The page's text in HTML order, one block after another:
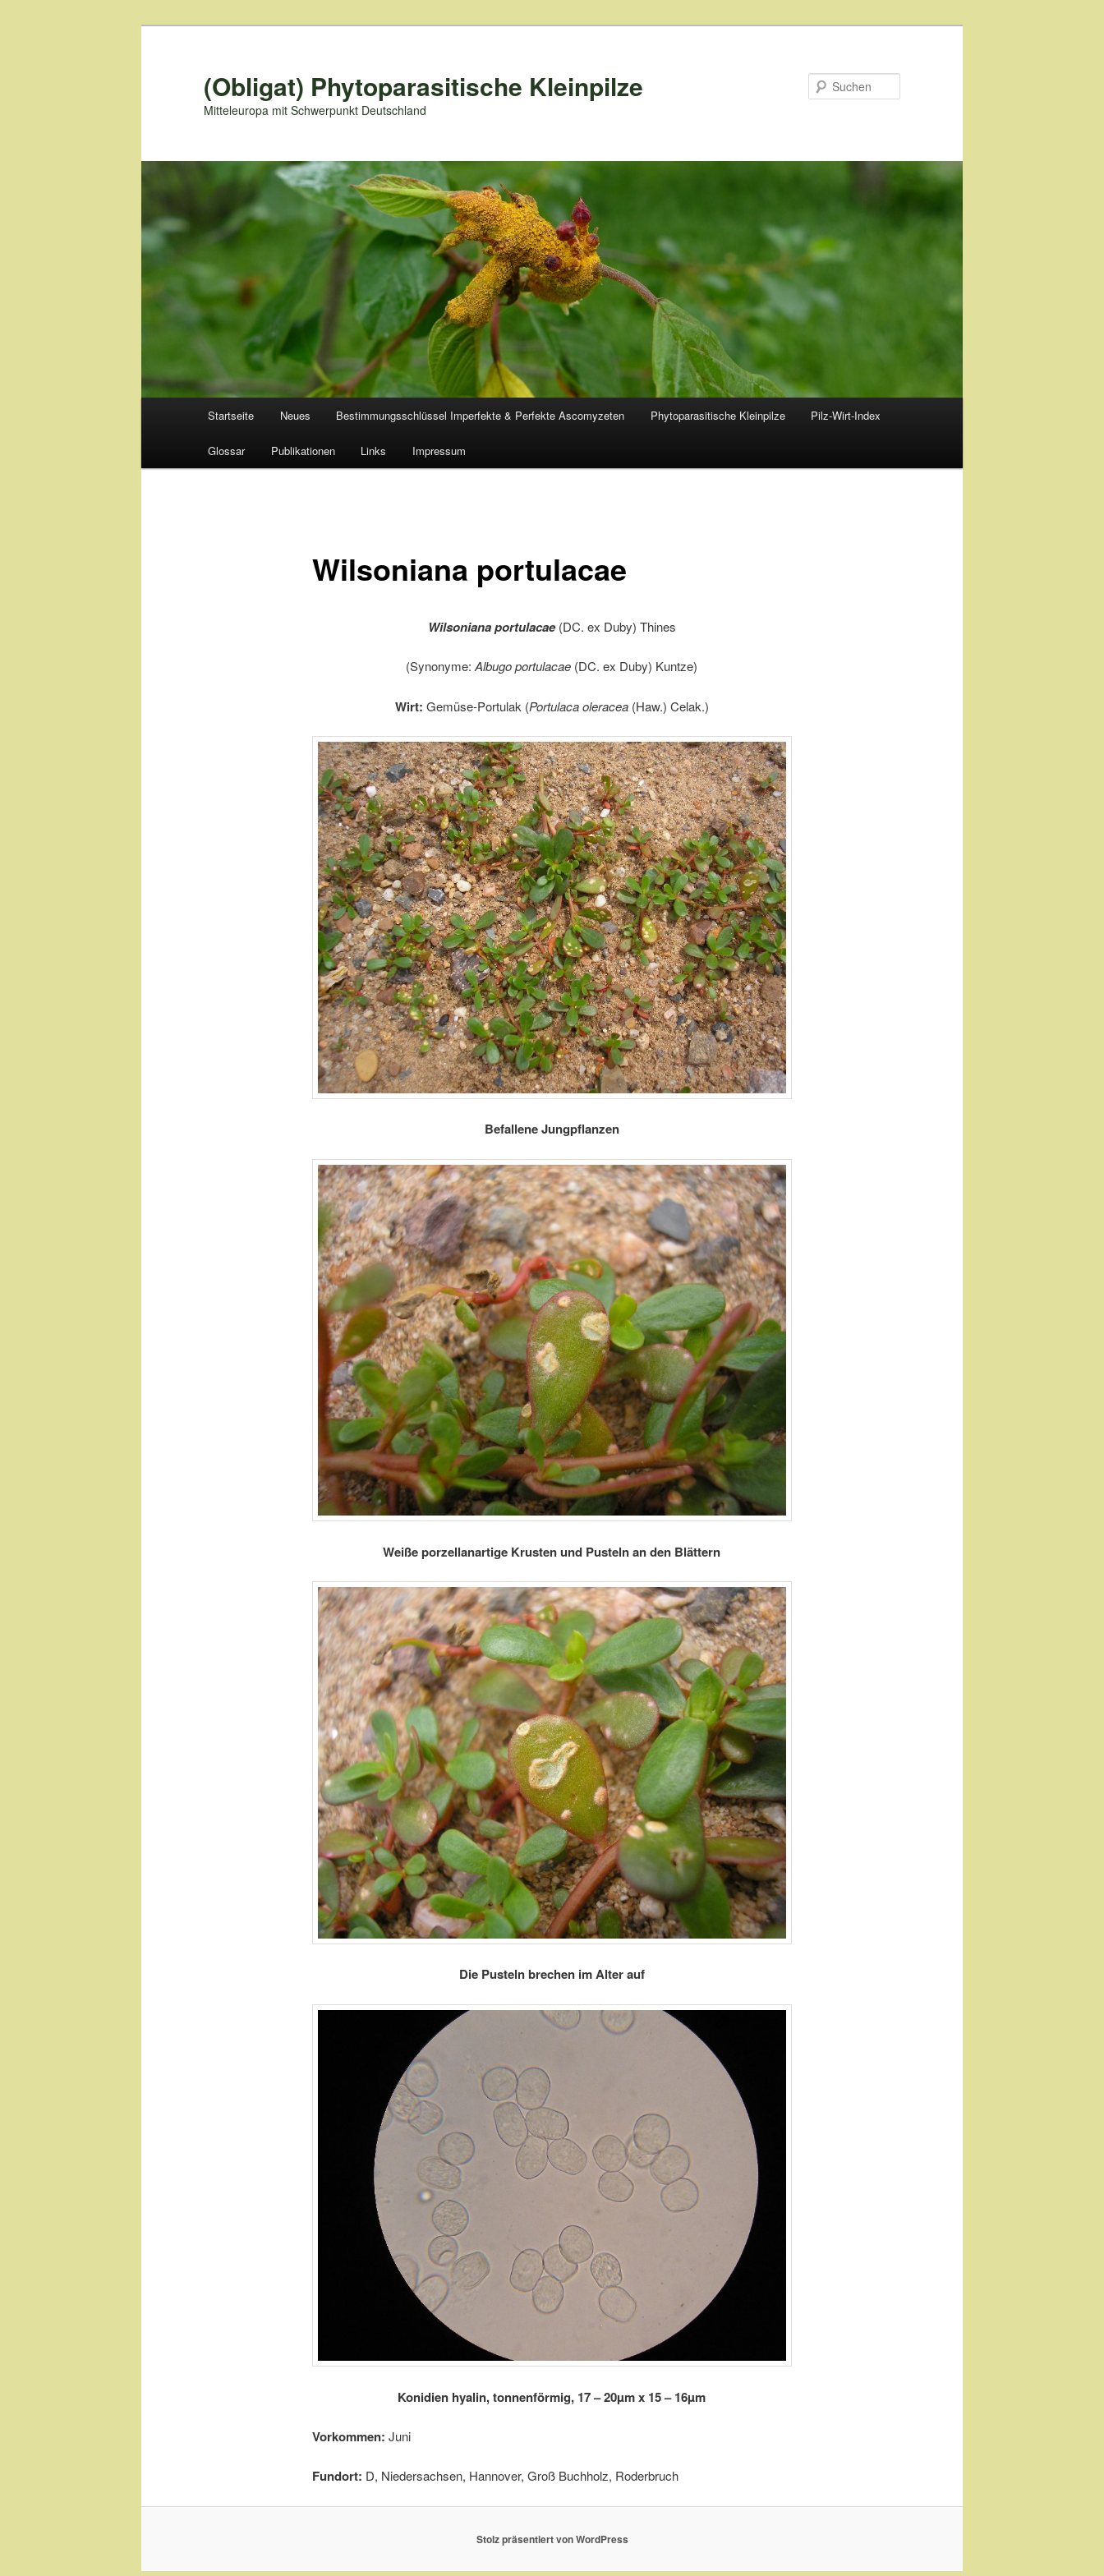
(Obligat) Phytoparasitische Kleinpilze
Mitteleuropa mit Schwerpunkt Deutschland
Startseite Neues Bestimmungsschlüssel Imperfekte & Perfekte Ascomyzeten Phytoparasitische Kleinpilze Pilz-Wirt-Index
Glossar Publikationen Links Impressum
Wilsoniana portulacae
Wilsoniana portulacae(DC. ex Duby) Thines
(Synonyme:Albugo portulacae (DC. ex Duby) Kuntze)
Wirt: Gemüse-Portulak (Portulaca oleracea(Haw.) Celak.)
Befallene Jungpflanzen
Weiße porzellanartige Krusten und Pusteln an den Blättern
Die Pusteln brechen im Alter auf
Konidien hyalin, tonnenförmig, 17 – 20µmx 15 – 16µm
Vorkommen: Juni
Fundort: D, Niedersachsen, Hannover, Groß Buchholz, Roderbruch
Stolz präsentiert von WordPress